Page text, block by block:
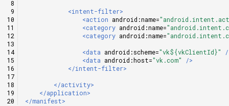
<intent-filter>
<action android:name=
<category android:name=
<category android:name=
<data android:scheme="vk${vkClientId}"
<data android:host="vk.com"
/>
</intent-filter>
</activity>
</application>
</manifest>